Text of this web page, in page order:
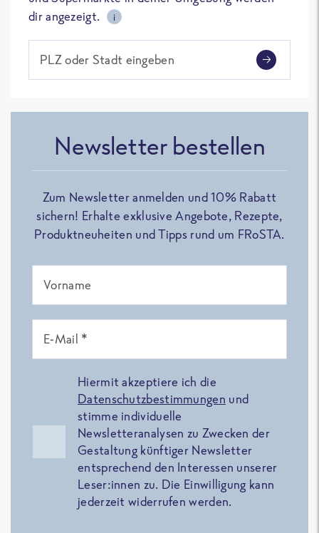
dir angezeigt.
i
PLZ oder Stadt eingeben
Newsletter bestellen
Zum Newsletter anmelden und 10% Rabatt
sichern! Erhalte exklusive Angebote, Rezepte,
Produktneuheiten und Tipps rund um FRoSTA.
Vorname
E-Mail *
Hiermit akzeptiere ich die
Datenschutzbestimmungen und
stimme individuelle
Newsletteranalysen zu Zwecken der
Gestaltung künftiger Newsletter
entsprechend den Interessen unserer
Leser:innen zu. Die Einwilligung kann
jederzeit widerrufen werden.